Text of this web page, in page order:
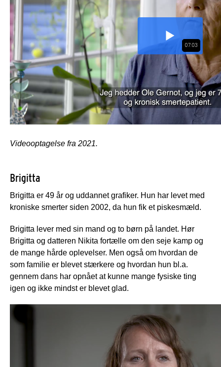
Videooptagelse fra 2021.
Brigitta
Brigitta er 49 år og uddannet grafiker. Hun har levet med
kroniske smerter siden 2002, da hun fik et piskesmæld.
Brigitta lever med sin mand og to børn på landet. Hør
Brigitta og datteren Nikita fortælle om den seje kamp og
de mange hårde oplevelser. Men også om hvordan de
som familie er blevet stærkere og hvordan hun bl.a.
gennem dans har opnået at kunne mange fysiske ting
igen og ikke mindst er blevet glad.